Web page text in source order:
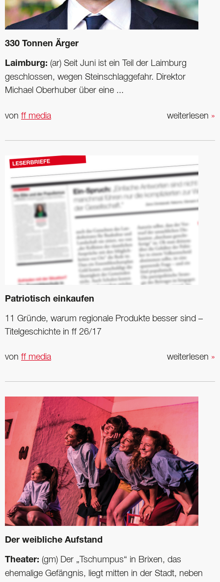
330 Tonnen Ärger
Laimburg: (ar) Seit Juni ist ein Teil der Laimburg
geschlossen, wegen Steinschlaggefahr. Direktor
Michael Oberhuber über eine ...
weiterlesen »
von ff media
Patriotisch einkaufen
11 Gründe, warum regionale Produkte besser sind –
Titelgeschichte in ff 26/17
weiterlesen »
von ff media
Der weibliche Aufstand
Theater: (gm) Der „Tschumpus“ in Brixen, das
ehemalige Gefängnis, liegt mitten in der Stadt, neben